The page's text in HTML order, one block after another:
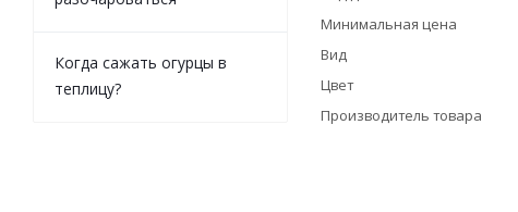
Минимальная цена
Вид
Цвет
Производитель товара
Когда сажать огурцы в
теплицу?